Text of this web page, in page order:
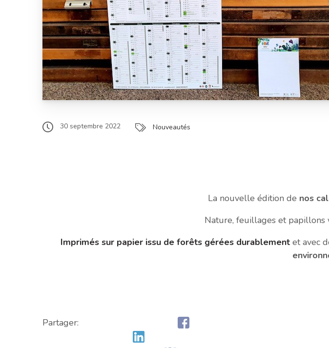
30 septembre 2022 Nouveautés
La nouvelle édition de nos
Nature, feuillages et papillons
Imprimés sur papier issu de forêts gérées durablementet avec
Partager: